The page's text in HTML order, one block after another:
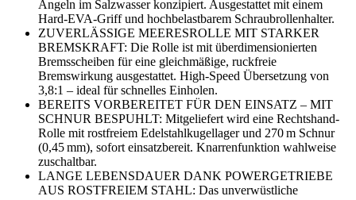
Angeln im Salzwasser konzipiert. Ausgestattet mit einem
Hard-EVA-Griff und hochbelastbarem Schraubrollenhalter.
ZUVERLÄSSIGE MEERESROLLE MIT STARKER
BREMSKRAFT: Die Rolle ist mit überdimensionierten
Bremsscheiben für eine gleichmäßige, ruckfreie
Bremswirkung ausgestattet. High-Speed Übersetzung von
3,8:1 – ideal für schnelles Einholen.
BEREITS VORBEREITET FÜR DEN EINSATZ – MIT
SCHNUR BESPUHLT: Mitgeliefert wird eine Rechtshand-
Rolle mit rostfreiem Edelstahlkugellager und 270 m Schnur
(0,45 mm), sofort einsatzbereit. Knarrenfunktion wahlweise
zuschaltbar.
LANGE LEBENSDAUER DANK POWERGETRIEBE
AUS ROSTFREIEM STAHL: Das unverwüstliche